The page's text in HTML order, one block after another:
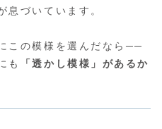
息づいています。
この模様を選んだなら──
も
「透かし模様」があるか